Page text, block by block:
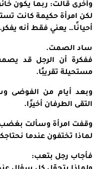
وأخرى قالت: ربما يكون
لكن امرأة حكيمة كانت
أحيانًا… يعني فقط أنه يفكر.
ساد الصمت.
ففكرة أن الرجل قد
مستحيلة تقريبًا.
وبعد أيام من الفوضى
التقى الطرفان أخيرًا.
وقفت امرأة وسألت
لماذا تختفون عندما
فأجاب رجل بتعب: